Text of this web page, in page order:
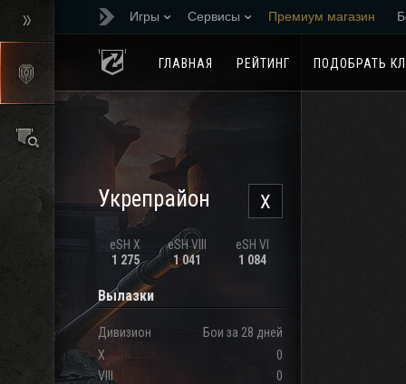
Игры Сервисы Премиум магазин
ГЛАВНАЯ
РЕЙТИНГ ПОДОБРАТЬ
X
Укрепрайон
eSH X
1 275
eSH VIII
1 041
eSH VI
1 084
Вылазки
Дивизион
Бои за 28 дней
X
0
VIII
0